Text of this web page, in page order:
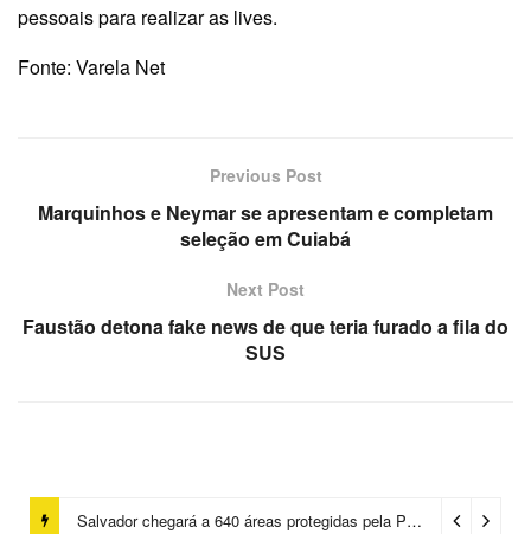
pessoais para realizar as lives.
Fonte: Varela Net
Previous Post
Marquinhos e Neymar se apresentam e completam
seleção em Cuiabá
Next Post
Faustão detona fake news de que teria furado a fila do
SUS
Salvador chegará a 640 áreas protegidas pela Prefeitura com investimentos em contenções de encostas e prevenção de riscos